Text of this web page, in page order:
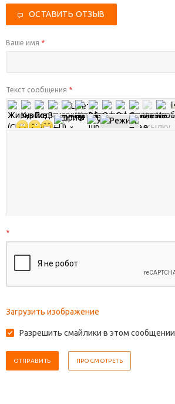
ОСТАВИТЬ ОТЗЫВ
Ваше имя *
Текст сообщения *
*
Загрузить изображение
Разрешить смайлики в этом сообщении